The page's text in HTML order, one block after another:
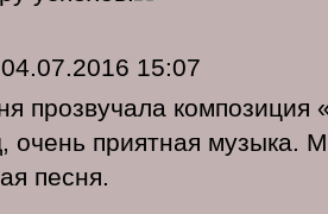
04.07.2016 15:07
прозвучала
очень приятная музыка.
песня.